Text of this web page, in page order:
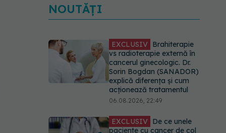
NOUTĂȚI
EXCLUSIV Brahiterapie
vs radioterapie externă în
cancerul ginecologic. Dr.
Sorin Bogdan (SANADOR)
explică diferența și cum
acționează tratamentul
06.08.2026, 22:49
EXCLUSIV De ce unele
paciente cu cancer de col